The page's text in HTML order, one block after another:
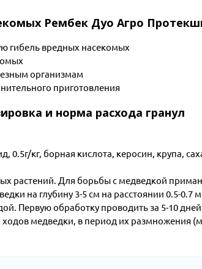
Рембек Дуо Агро
гибель вредных насекомых
организмам
приготовления
и норма расхода гранул
кг, борная кислота, керосин, крупа,
растений. Для борьбы с медведкой
на глубину 3-5 см на расстоянии 0.5-0.7
Первую обработку проводить за 5-10
медведки, в период их размножения